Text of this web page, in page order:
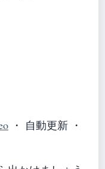
・ 自動更新 ・